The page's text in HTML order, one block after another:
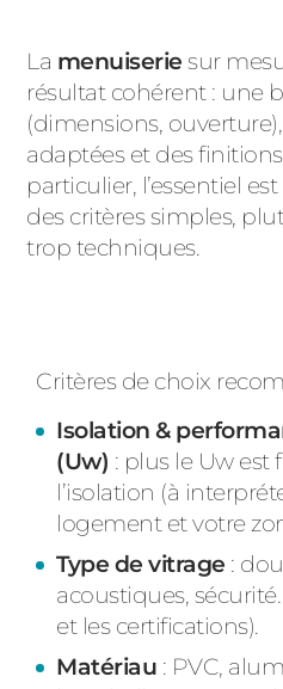
La menuiserie sur
résultat cohérent : une
(dimensions,
adaptées et des
particulier, l’essentiel
des critères simples,
trop techniques.
Critères de choix
Isolation &
(Uw) : plus le Uw est
l’isolation (à
logement et votre
Type de vitrage :
acoustiques,
et les certifications).
Matériau : PVC,